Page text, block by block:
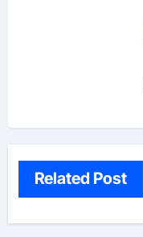
Related Post